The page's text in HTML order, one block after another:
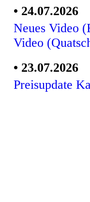
• 24.07.2026
Neues Video
Video
• 23.07.2026
Preisupdate